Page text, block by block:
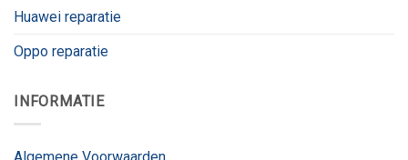
Huawei reparatie
Oppo reparatie
INFORMATIE